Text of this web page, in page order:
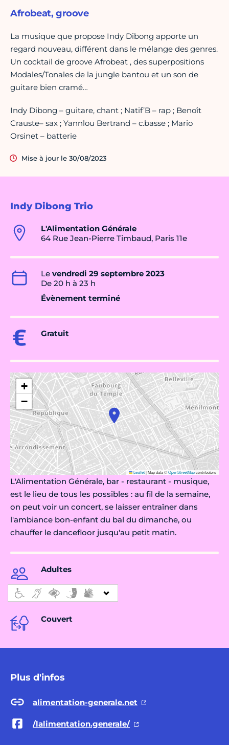
Indy Dibong Trio
L'Alimentation Générale
64 Rue Jean-Pierre Timbaud, Paris 11e
Le vendredi 29 septembre 2023
De 20 h à 23 h
Évènement terminé
Gratuit
+
−
Leaflet|Map data ©OpenStreetMapcontributors
L'Alimentation Générale, bar - restaurant - musique,
est le lieu de tous les possibles : au fil de la semaine,
on peut voir un concert, se laisser entraîner dans
l'ambiance bon-enfant du bal du dimanche, ou
chauffer le dancefloor jusqu'au petit matin.
Adultes
Couvert
Plus d'infos
alimentation-generale.net
/lalimentation.generale/
Afrobeat, groove
La musique que propose Indy Dibong apporte un
regard nouveau, différent dans le mélange des genres.
Un cocktail de groove Afrobeat , des superpositions
Modales/Tonales de la jungle bantou et un son de
guitare bien cramé…
Indy Dibong – guitare, chant ; Natif’B – rap ; Benoît
Crauste– sax ; Yannlou Bertrand – c.basse ; Mario
Orsinet – batterie
Mise à jour le 30/08/2023